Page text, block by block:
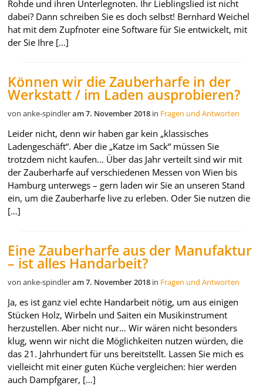
Rohde und ihren Unterlegnoten. Ihr Lieblingslied ist nicht
dabei? Dann schreiben Sie es doch selbst! Bernhard Weichel
hat mit dem Zupfnoter eine Software für Sie entwickelt, mit
der Sie Ihre […]
Können wir die Zauberharfe in der
Werkstatt / im Laden ausprobieren?
von anke-spindleram 7. November 2018 in Fragen und Antworten
Leider nicht, denn wir haben gar kein „klassisches
Ladengeschäft“. Aber die „Katze im Sack“ müssen Sie
trotzdem nicht kaufen… Über das Jahr verteilt sind wir mit
der Zauberharfe auf verschiedenen Messen von Wien bis
Hamburg unterwegs – gern laden wir Sie an unseren Stand
ein, um die Zauberharfe live zu erleben. Oder Sie nutzen die
[…]
Eine Zauberharfe aus der Manufaktur
– ist alles Handarbeit?
von anke-spindleram 7. November 2018 in Fragen und Antworten
Ja, es ist ganz viel echte Handarbeit nötig, um aus einigen
Stücken Holz, Wirbeln und Saiten ein Musikinstrument
herzustellen. Aber nicht nur… Wir wären nicht besonders
klug, wenn wir nicht die Möglichkeiten nutzen würden, die
das 21. Jahrhundert für uns bereitstellt. Lassen Sie mich es
vielleicht mit einer guten Küche vergleichen: hier werden
auch Dampfgarer, […]